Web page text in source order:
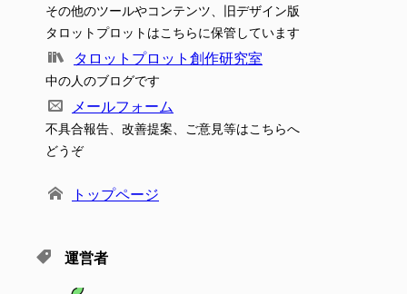
その他のツールやコンテンツ、旧デザイン版
タロットプロットはこちらに保管しています
タロットプロット創作研究室
中の人のブログです
メールフォーム
不具合報告、改善提案、ご意見等はこちらへ
どうぞ
トップページ
運営者